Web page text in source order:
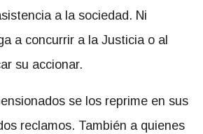
a la sociedad. Ni
a concurrir a la Justicia o al
su accionar.
se los reprime en sus
reclamos. También a quienes